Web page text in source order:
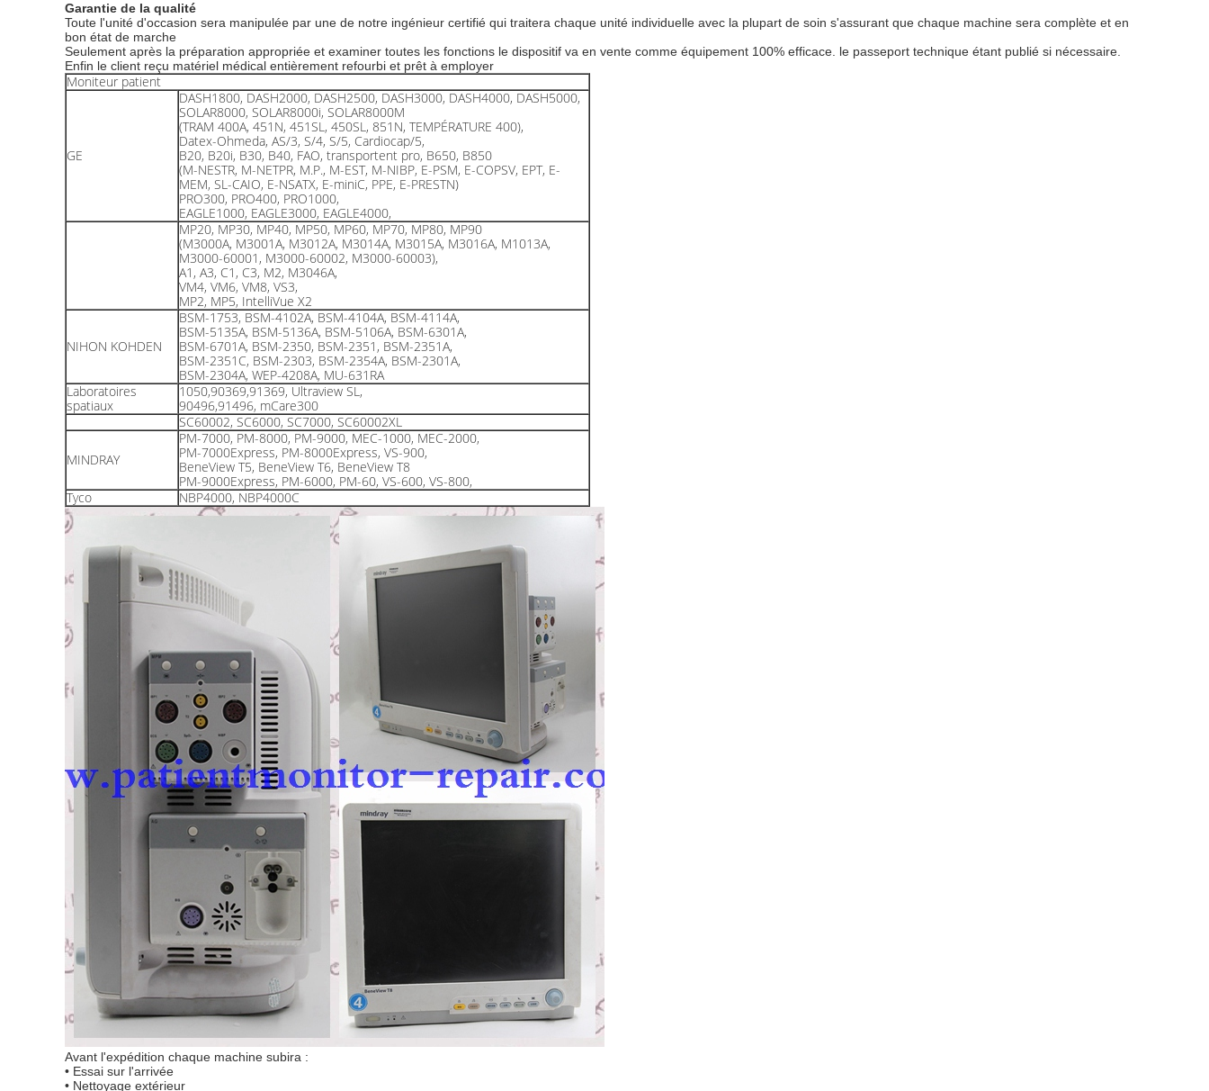
Garantie de la qualité
Toute l'unité d'occasion sera manipulée par une de notre ingénieur certifié qui traitera chaque unité individuelle avec la plupart de soin s'assurant que chaque machine sera complète et en
bon état de marche
Seulement après la préparation appropriée et examiner toutes les fonctions le dispositif va en vente comme équipement 100% efficace. le passeport technique étant publié si nécessaire.
Enfin le client reçu matériel médical entièrement refourbi et prêt à employer
Moniteur patient
GE
DASH1800, DASH2000, DASH2500, DASH3000, DASH4000, DASH5000,
SOLAR8000, SOLAR8000i, SOLAR8000M
(TRAM 400A, 451N, 451SL, 450SL, 851N, TEMPÉRATURE 400),
Datex-Ohmeda, AS/3, S/4, S/5, Cardiocap/5,
B20, B20i, B30, B40, FAO, transportent pro, B650, B850
(M-NESTR, M-NETPR, M.P., M-EST, M-NIBP, E-PSM, E-COPSV, EPT, E-
MEM, SL-CAIO, E-NSATX, E-miniC, PPE, E-PRESTN)
PRO300, PRO400, PRO1000,
EAGLE1000, EAGLE3000, EAGLE4000,
MP20, MP30, MP40, MP50, MP60, MP70, MP80, MP90
(M3000A, M3001A, M3012A, M3014A, M3015A, M3016A, M1013A,
M3000-60001, M3000-60002, M3000-60003),
A1, A3, C1, C3, M2, M3046A,
VM4, VM6, VM8, VS3,
MP2, MP5, IntelliVue X2
NIHON KOHDEN
BSM-1753, BSM-4102A, BSM-4104A, BSM-4114A,
BSM-5135A, BSM-5136A, BSM-5106A, BSM-6301A,
BSM-6701A, BSM-2350, BSM-2351, BSM-2351A,
BSM-2351C, BSM-2303, BSM-2354A, BSM-2301A,
BSM-2304A, WEP-4208A, MU-631RA
Laboratoires
spatiaux
1050,90369,91369, Ultraview SL,
90496,91496, mCare300
SC60002, SC6000, SC7000, SC60002XL
MINDRAY
PM-7000, PM-8000, PM-9000, MEC-1000, MEC-2000,
PM-7000Express, PM-8000Express, VS-900,
BeneView T5, BeneView T6, BeneView T8
PM-9000Express, PM-6000, PM-60, VS-600, VS-800,
Tyco
NBP4000, NBP4000C
Avant l'expédition chaque machine subira :
• Essai sur l'arrivée
• Nettoyage extérieur